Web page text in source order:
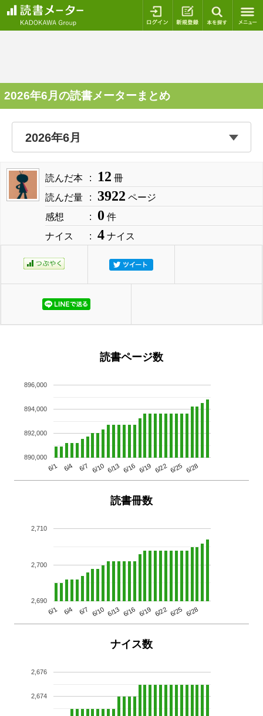
ログイン 新規登録
2026年6月の読書メーターまとめ
読んだ本 12 冊
読んだ量
3922 ページ
感想
0 件
ナイス
4 ナイス
読書ページ数
6/1 6/4 6/7 6/10 6/13 6/16 6/19 6/22 6/25 6/28
890,000
892,000
894,000
896,000
読書冊数
6/1 6/4 6/7 6/10 6/13 6/16 6/19 6/22 6/25 6/28
2,690
2,700
2,710
ナイス数
2,674
2,676